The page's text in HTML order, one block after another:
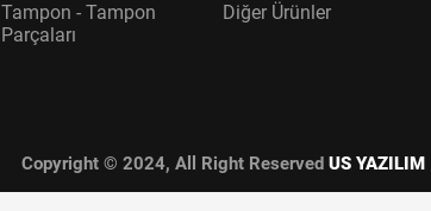
Tampon - Tampon
Parçaları
Diğer Ürünler
Copyright © 2024, All Right Reserved US YAZILIM